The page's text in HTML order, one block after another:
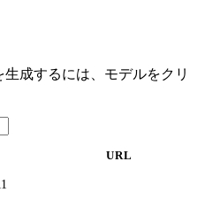
生成するには、モデルをクリ
URL